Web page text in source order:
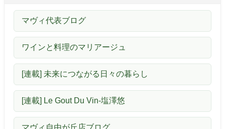
マヴィ代表ブログ
ワインと料理のマリアージュ
[連載] 未来につながる日々の暮らし
[連載] Le Gout Du Vin-塩澤悠
マヴィ自由が丘店ブログ